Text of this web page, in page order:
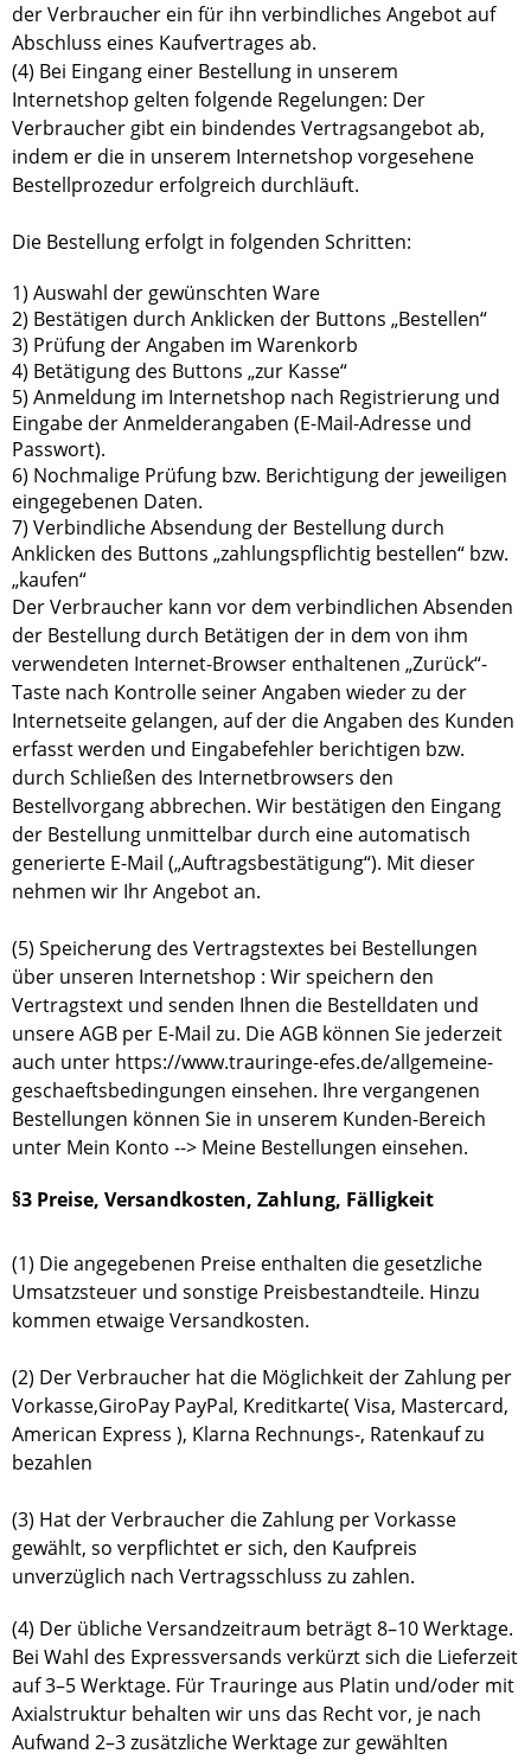
der Verbraucher ein für ihn verbindliches Angebot auf
Abschluss eines Kaufvertrages ab.
(4) Bei Eingang einer Bestellung in unserem
Internetshop gelten folgende Regelungen: Der
Verbraucher gibt ein bindendes Vertragsangebot ab,
indem er die in unserem Internetshop vorgesehene
Bestellprozedur erfolgreich durchläuft.
Die Bestellung erfolgt in folgenden Schritten:
1) Auswahl der gewünschten Ware
2) Bestätigen durch Anklicken der Buttons „Bestellen“
3) Prüfung der Angaben im Warenkorb
4) Betätigung des Buttons „zur Kasse“
5) Anmeldung im Internetshop nach Registrierung und
Eingabe der Anmelderangaben (E-Mail-Adresse und
Passwort).
6) Nochmalige Prüfung bzw. Berichtigung der jeweiligen
eingegebenen Daten.
7) Verbindliche Absendung der Bestellung durch
Anklicken des Buttons „zahlungspflichtig bestellen“ bzw.
„kaufen“
Der Verbraucher kann vor dem verbindlichen Absenden
der Bestellung durch Betätigen der in dem von ihm
verwendeten Internet-Browser enthaltenen „Zurück“-
Taste nach Kontrolle seiner Angaben wieder zu der
Internetseite gelangen, auf der die Angaben des Kunden
erfasst werden und Eingabefehler berichtigen bzw.
durch Schließen des Internetbrowsers den
Bestellvorgang abbrechen. Wir bestätigen den Eingang
der Bestellung unmittelbar durch eine automatisch
generierte E-Mail („Auftragsbestätigung“). Mit dieser
nehmen wir Ihr Angebot an.
(5) Speicherung des Vertragstextes bei Bestellungen
über unseren Internetshop : Wir speichern den
Vertragstext und senden Ihnen die Bestelldaten und
unsere AGB per E-Mail zu. Die AGB können Sie jederzeit
auch unter https://www.trauringe-efes.de/allgemeine-
geschaeftsbedingungen einsehen. Ihre vergangenen
Bestellungen können Sie in unserem Kunden-Bereich
unter Mein Konto --> Meine Bestellungen einsehen.
§3 Preise, Versandkosten, Zahlung, Fälligkeit
(1) Die angegebenen Preise enthalten die gesetzliche
Umsatzsteuer und sonstige Preisbestandteile. Hinzu
kommen etwaige Versandkosten.
(2) Der Verbraucher hat die Möglichkeit der Zahlung per
Vorkasse,GiroPay PayPal, Kreditkarte( Visa, Mastercard,
American Express ), Klarna Rechnungs-, Ratenkauf zu
bezahlen
(3) Hat der Verbraucher die Zahlung per Vorkasse
gewählt, so verpflichtet er sich, den Kaufpreis
unverzüglich nach Vertragsschluss zu zahlen.
(4) Der übliche Versandzeitraum beträgt 8–10 Werktage.
Bei Wahl des Expressversands verkürzt sich die Lieferzeit
auf 3–5 Werktage. Für Trauringe aus Platin und/oder mit
Axialstruktur behalten wir uns das Recht vor, je nach
Aufwand 2–3 zusätzliche Werktage zur gewählten